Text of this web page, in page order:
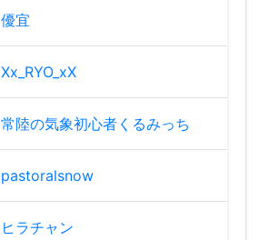
優宜
Xx_RYO_xX
常陸の気象初心者くるみっち
pastoralsnow
ヒラチャン